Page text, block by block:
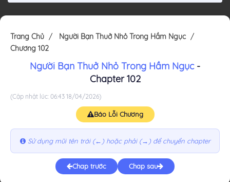
Trang Chủ
Người Bạn Thuở Nhỏ Trong Hầm Ngục
Chương 102
Người Bạn Thuở Nhỏ Trong Hầm Ngục-
Chapter 102
(Cập nhật lúc: 06:43 18/04/2026)
Báo Lỗi Chương
Sử dụng mũi tên trái (←) hoặc phải (→) để chuyển chapter
Chap trước Chap sau